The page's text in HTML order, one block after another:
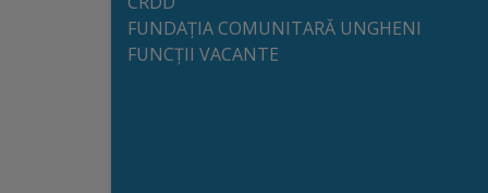
Orașul
FUNDAȚIA COMUNITARĂ UNGHENI
FUNCȚII VACANTE